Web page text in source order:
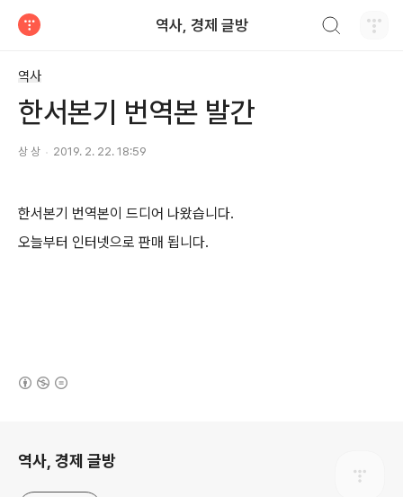
역사, 경제 글방
역사
한서본기 번역본 발간
상 상 2019. 2. 22. 18:59
한서본기 번역본이 드디어 나왔습니다.
오늘부터 인터넷으로 판매 됩니다.
역사, 경제 글방